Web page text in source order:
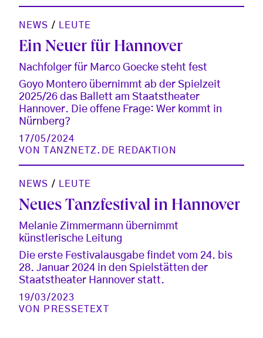
NEWS / LEUTE
Ein Neuer für Hannover
Nachfolger für Marco Goecke steht fest
Goyo Montero übernimmt ab der Spielzeit
2025/26 das Ballett am Staatstheater
Hannover. Die offene Frage: Wer kommt in
Nürnberg?
17/05/2024
VON
TANZNETZ.DE REDAKTION
NEWS / LEUTE
Neues Tanzfestival in Hannover
Melanie Zimmermann übernimmt
künstlerische Leitung
Die erste Festivalausgabe findet vom 24. bis
28. Januar 2024 in den Spielstätten der
Staatstheater Hannover statt.
19/03/2023
VON
PRESSETEXT